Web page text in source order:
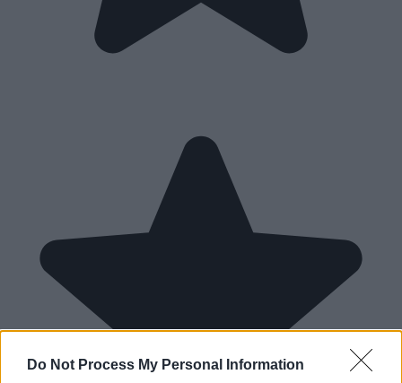
Do Not Process My Personal Information